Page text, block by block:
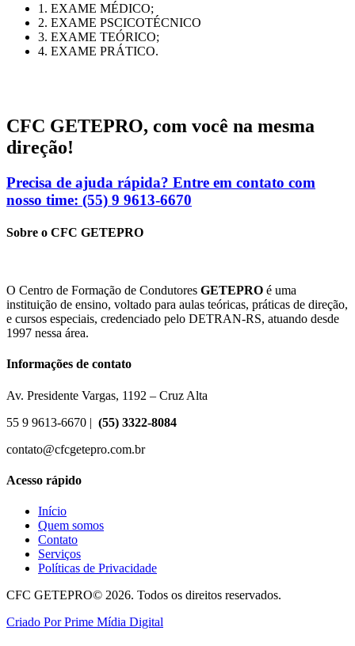
1. EXAME MÉDICO;
2. EXAME PSCICOTÉCNICO
3. EXAME TEÓRICO;
4. EXAME PRÁTICO.
CFC GETEPRO, com você na mesma
direção!
Precisa de ajuda rápida? Entre em contato com
nosso time: (55) 9 9613-6670
Sobre o CFC GETEPRO
O Centro de Formação de Condutores GETEPRO é uma
instituição de ensino, voltado para aulas teóricas, práticas de direção,
e cursos especiais, credenciado pelo DETRAN-RS, atuando desde
1997 nessa área.
Informações de contato
Av. Presidente Vargas, 1192 – Cruz Alta
55 9 9613-6670 | (55) 3322-8084
contato@cfcgetepro.com.br
Acesso rápido
Início
Quem somos
Contato
Serviços
Políticas de Privacidade
CFC GETEPRO© 2026. Todos os direitos reservados.
Criado Por Prime Mídia Digital